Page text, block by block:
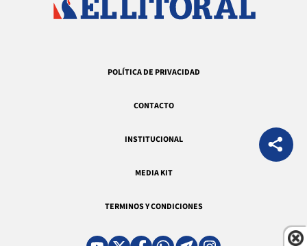
POLÍTICA DE PRIVACIDAD
CONTACTO
INSTITUCIONAL
MEDIA KIT
TERMINOS Y CONDICIONES